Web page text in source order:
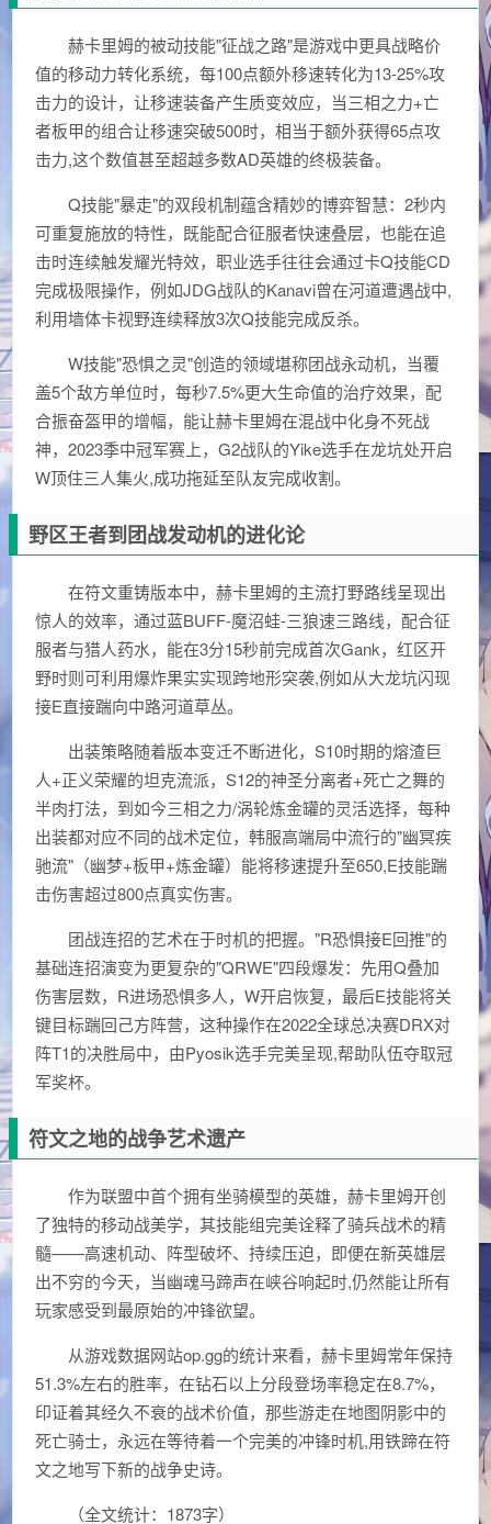
赫卡里姆的被动技能"征战之路"是游戏中更具战略价
值的移动力转化系统，每100点额外移速转化为13-25%攻
击力的设计，让移速装备产生质变效应，当三相之力+亡
者板甲的组合让移速突破500时，相当于额外获得65点攻
击力,这个数值甚至超越多数AD英雄的终极装备。
Q技能"暴走"的双段机制蕴含精妙的博弈智慧：2秒内
可重复施放的特性，既能配合征服者快速叠层，也能在追
击时连续触发耀光特效，职业选手往往会通过卡Q技能CD
完成极限操作，例如JDG战队的Kanavi曾在河道遭遇战中,
利用墙体卡视野连续释放3次Q技能完成反杀。
W技能"恐惧之灵"创造的领域堪称团战永动机，当覆
盖5个敌方单位时，每秒7.5%更大生命值的治疗效果，配
合振奋盔甲的增幅，能让赫卡里姆在混战中化身不死战
神，2023季中冠军赛上，G2战队的Yike选手在龙坑处开启
W顶住三人集火,成功拖延至队友完成收割。
野区王者到团战发动机的进化论
在符文重铸版本中，赫卡里姆的主流打野路线呈现出
惊人的效率，通过蓝BUFF-魔沼蛙-三狼速三路线，配合征
服者与猎人药水，能在3分15秒前完成首次Gank，红区开
野时则可利用爆炸果实实现跨地形突袭,例如从大龙坑闪现
接E直接踹向中路河道草丛。
出装策略随着版本变迁不断进化，S10时期的熔渣巨
人+正义荣耀的坦克流派，S12的神圣分离者+死亡之舞的
半肉打法，到如今三相之力/涡轮炼金罐的灵活选择，每种
出装都对应不同的战术定位，韩服高端局中流行的"幽冥疾
驰流"（幽梦+板甲+炼金罐）能将移速提升至650,E技能踹
击伤害超过800点真实伤害。
团战连招的艺术在于时机的把握。"R恐惧接E回推"的
基础连招演变为更复杂的"QRWE"四段爆发：先用Q叠加
伤害层数，R进场恐惧多人，W开启恢复，最后E技能将关
键目标踹回己方阵营，这种操作在2022全球总决赛DRX对
阵T1的决胜局中，由Pyosik选手完美呈现,帮助队伍夺取冠
军奖杯。
符文之地的战争艺术遗产
作为联盟中首个拥有坐骑模型的英雄，赫卡里姆开创
了独特的移动战美学，其技能组完美诠释了骑兵战术的精
髓——高速机动、阵型破坏、持续压迫，即便在新英雄层
出不穷的今天，当幽魂马蹄声在峡谷响起时,仍然能让所有
玩家感受到最原始的冲锋欲望。
从游戏数据网站op.gg的统计来看，赫卡里姆常年保持
51.3%左右的胜率，在钻石以上分段登场率稳定在8.7%，
印证着其经久不衰的战术价值，那些游走在地图阴影中的
死亡骑士，永远在等待着一个完美的冲锋时机,用铁蹄在符
文之地写下新的战争史诗。
（全文统计：1873字）